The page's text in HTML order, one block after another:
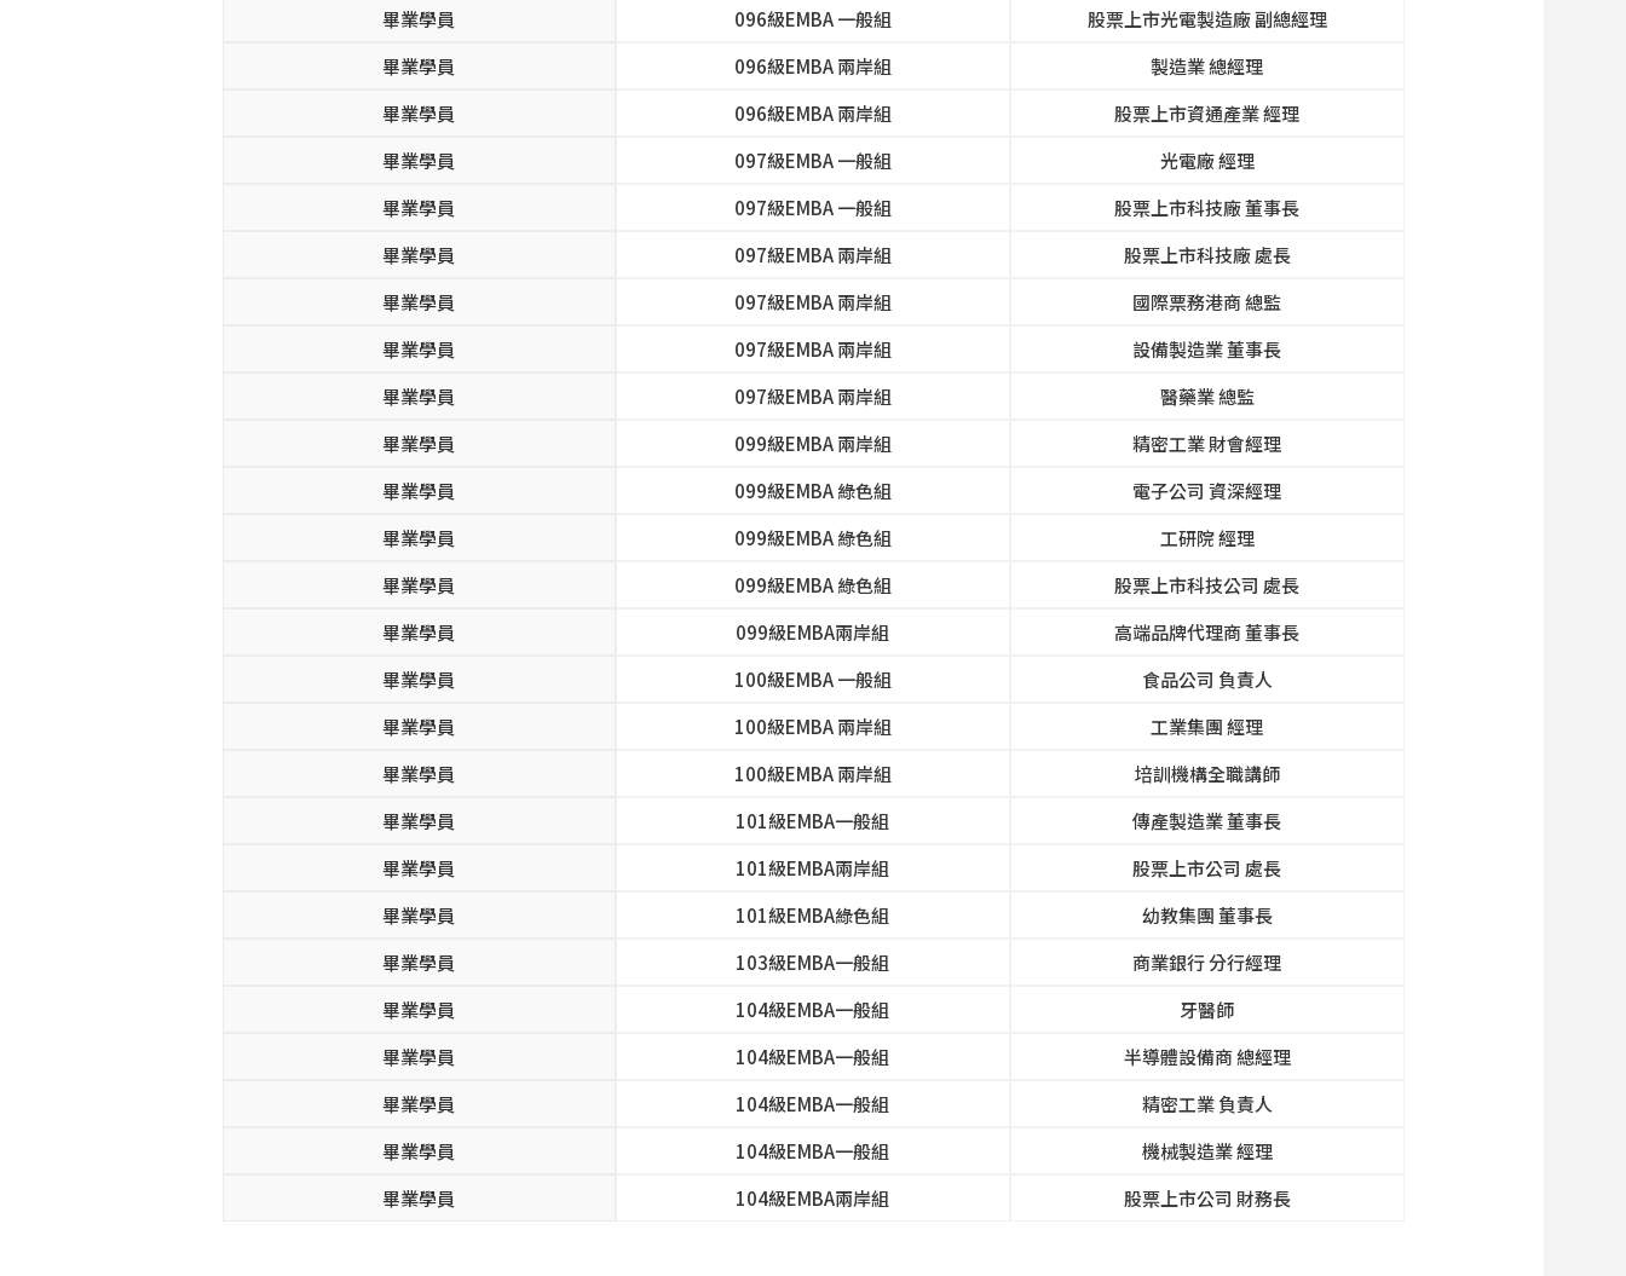
畢業學員
096級EMBA 一般組
股票上市光電製造廠 副總經理
畢業學員
096級EMBA 兩岸組
製造業 總經理
畢業學員
096級EMBA 兩岸組
股票上市資通產業 經理
畢業學員
097級EMBA 一般組
光電廠 經理
畢業學員
097級EMBA 一般組
股票上市科技廠 董事長
畢業學員
097級EMBA 兩岸組
股票上市科技廠 處長
畢業學員
097級EMBA 兩岸組
國際票務港商 總監
畢業學員
097級EMBA 兩岸組
設備製造業 董事長
畢業學員
097級EMBA 兩岸組
醫藥業 總監
畢業學員
099級EMBA 兩岸組
精密工業 財會經理
畢業學員
099級EMBA 綠色組
電子公司 資深經理
畢業學員
099級EMBA 綠色組
工研院 經理
畢業學員
099級EMBA 綠色組
股票上市科技公司 處長
畢業學員
099級EMBA兩岸組
高端品牌代理商 董事長
畢業學員
100級EMBA 一般組
食品公司 負責人
畢業學員
100級EMBA 兩岸組
工業集團 經理
畢業學員
100級EMBA 兩岸組
培訓機構全職講師
畢業學員
101級EMBA一般組
傳產製造業 董事長
畢業學員
101級EMBA兩岸組
股票上市公司 處長
畢業學員
101級EMBA綠色組
幼教集團 董事長
畢業學員
103級EMBA一般組
商業銀行 分行經理
畢業學員
104級EMBA一般組
牙醫師
畢業學員
104級EMBA一般組
半導體設備商 總經理
畢業學員
104級EMBA一般組
精密工業 負責人
畢業學員
104級EMBA一般組
機械製造業 經理
畢業學員
104級EMBA兩岸組 股票上市公司 財務長